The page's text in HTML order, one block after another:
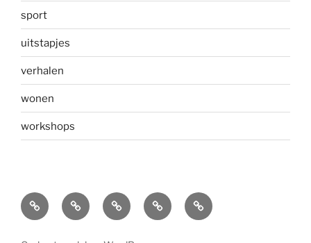
sport
uitstapjes
verhalen
wonen
workshops
Home
Over
Vitaal&Zo
Blue
Zones
ParkEntreeContact